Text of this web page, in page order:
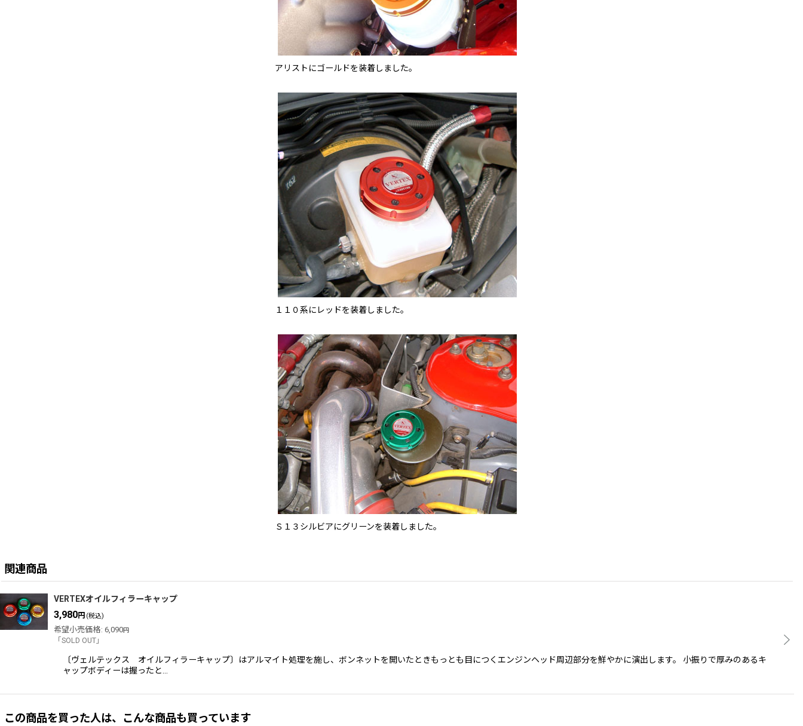
アリストにゴールドを装着しました。
１１０系にレッドを装着しました。
Ｓ１３シルビアにグリーンを装着しました。
関連商品
VERTEXオイルフィラーキャップ
3,980円 (税込)
希望小売価格: 6,090円
「SOLD OUT」
〔ヴェルテックス オイルフィラーキャップ〕はアルマイト処理を施し、ボンネットを開いたときもっとも目につくエンジンヘッド周辺部分を鮮やかに演出します。 小振りで厚みのあるキ
ャップボディーは握ったと…
この商品を買った人は、こんな商品も買っています